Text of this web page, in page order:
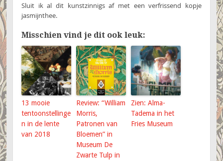
Sluit ik al dit kunstzinnigs af met een verfrissend kopje
jasmijnthee.
Misschien vind je dit ook leuk:
13 mooie
tentoonstellinge
n in de lente
van 2018
Review: “William
Morris,
Patronen van
Bloemen” in
Museum De
Zwarte Tulp in
Zien: Alma-
Tadema in het
Fries Museum